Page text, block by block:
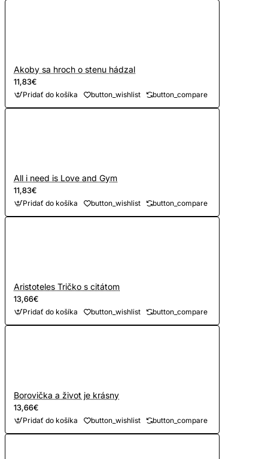
Akoby sa hroch o stenu hádzal
11,83€
Pridať do košíka button_wishlist button_compare
All i need is Love and Gym
11,83€
Pridať do košíka button_wishlist button_compare
Aristoteles Tričko s citátom
13,66€
Pridať do košíka button_wishlist button_compare
Borovička a život je krásny
13,66€
Pridať do košíka button_wishlist button_compare